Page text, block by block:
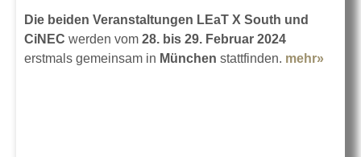
Die beiden Veranstaltungen LEaT X South und
CiNEC werden vom 28. bis 29. Februar 2024
erstmals gemeinsam in München stattfinden. mehr»